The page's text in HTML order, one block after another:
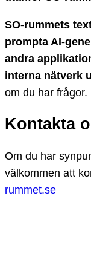
SO-rummets
prompta AI-
andra
interna nätverk
om du har frågor.
Kontakta
Om du har
välkommen att
rummet.se